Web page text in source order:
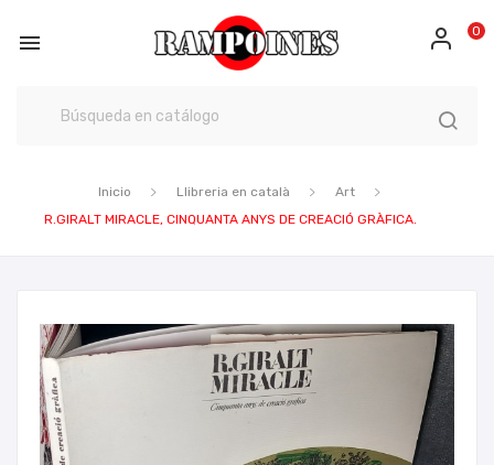
 0
Inicio Llibreria en català
Art
R.GIRALT MIRACLE, CINQUANTA ANYS DE CREACIÓ GRÀFICA.